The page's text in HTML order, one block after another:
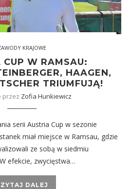
KRAJOWE
CUP W RAMSAU:
HAAGEN,
TRIUMFUJĄ!
przez Zofia Hunkiewicz
serii Austria Cup w sezonie
miał miejsce w Ramsau, gdzie
ze sobą w siedmiu
efekcie, zwycięstwa…
DALEJ